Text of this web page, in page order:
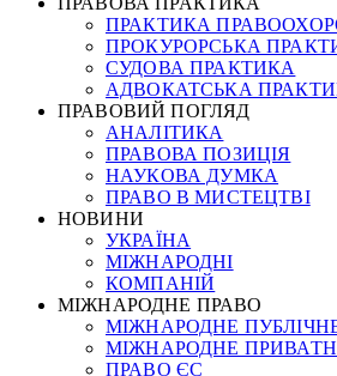
ПРАКТИКА
ПРОКУРОРСЬКА
СУДОВА ПРАКТИКА
АДВОКАТСЬКА
ПРАВОВИЙ ПОГЛЯД
АНАЛІТИКА
ПРАВОВА ПОЗИЦІЯ
НАУКОВА ДУМКА
ПРАВО В МИСТЕЦТВІ
НОВИНИ
УКРАЇНА
МІЖНАРОДНІ
КОМПАНІЙ
МІЖНАРОДНЕ ПРАВО
МІЖНАРОДНЕ
МІЖНАРОДНЕ
ПРАВО ЄС